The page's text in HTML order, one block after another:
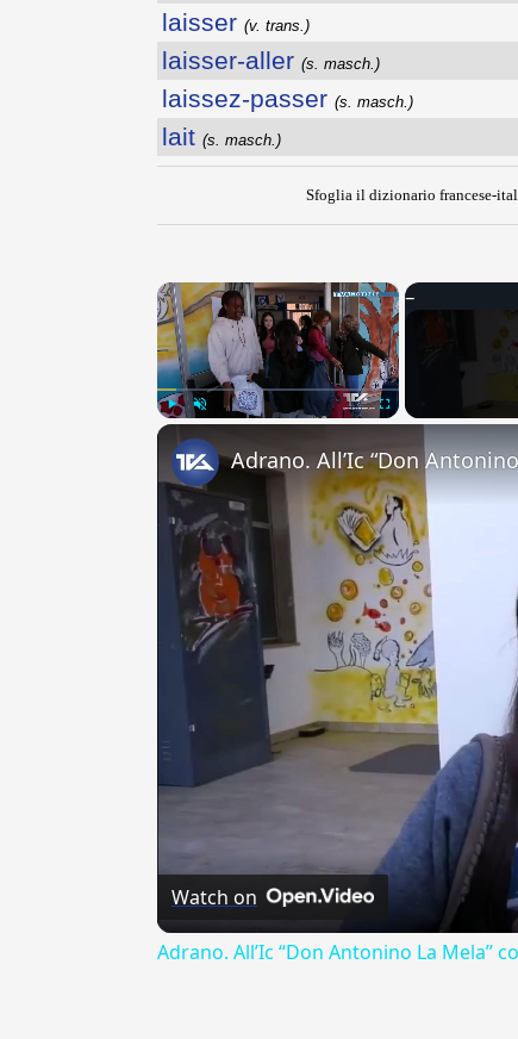
laisser (v. trans.)
laisser-aller (s. masch.)
laissez-passer (s. masch.)
lait (s. masch.)
Sfoglia il dizionario francese-
×
Watch on
Adrano. All’Ic “Don Antonino La Mela”